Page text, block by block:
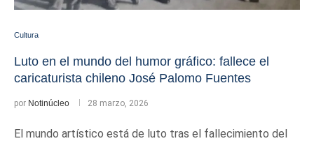
Cultura
Luto en el mundo del humor gráfico: fallece el
caricaturista chileno José Palomo Fuentes
por Notinúcleo 28 marzo, 2026
El mundo artístico está de luto tras el fallecimiento del